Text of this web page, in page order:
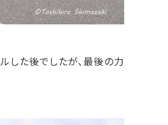
した後でしたが、最後の力